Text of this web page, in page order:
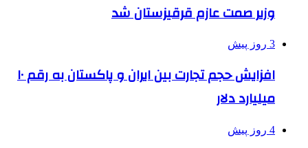
وزیر صمت عازم قرقیزستان شد
3 روز پیش
افزایش حجم تجارت بین ایران و پاکستان به رقم ۱۰
میلیارد دلار
4 روز پیش